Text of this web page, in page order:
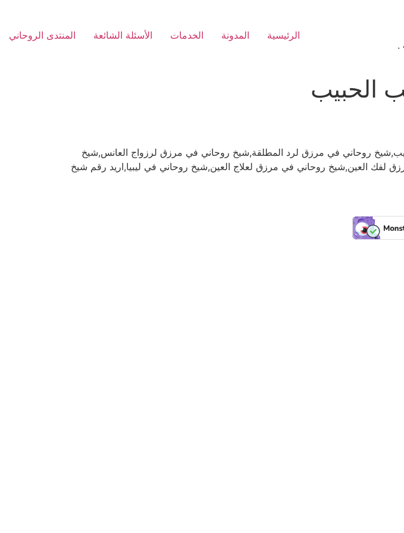
الرئيسية المدونة الخدمات الأسئلة الشائعة المنتدى الروحاني
الحبيب
روحاني في مرزق لرد المطلقة,شيخ روحاني في مرزق لرزواج العانس,شيخ
العين,شيخ روحاني في مرزق لعلاج العين,شيخ روحاني في ليبيا,اريد رقم شيخ